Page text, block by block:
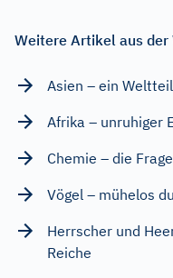
Weitere Artikel aus
Asien – ein
Afrika – unruhiger
Chemie – die
Vögel – mühelos
Herrscher und
Reiche